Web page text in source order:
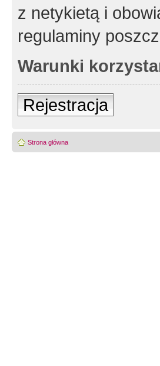
z netykietą i
regulaminy
Warunki
Rejestracja
Strona główna